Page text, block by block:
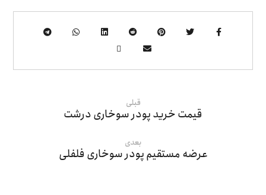
قبلی
قیمت خرید پودر سوخاری درشت
بعدی
عرضه مستقیم پودر سوخاری فلفلی